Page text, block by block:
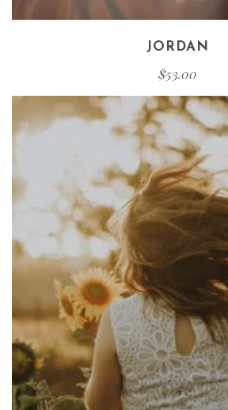
JORDAN
$53.00